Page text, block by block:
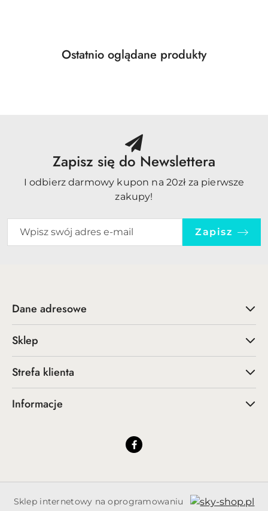
Pomiń karuzelę produktów
Produkty
Ostatnio oglądane produkty
Zapisz się do Newslettera
I odbierz darmowy kupon na 20zł za pierwsze
zakupy!
Zapisz
Dane adresowe
Sklep
Strefa klienta
Informacje
Sklep internetowy na oprogramowaniu